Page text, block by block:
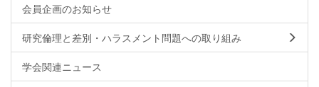
会員企画のお知らせ
研究倫理と差別・ハラスメント問題への取り組み
学会関連ニュース